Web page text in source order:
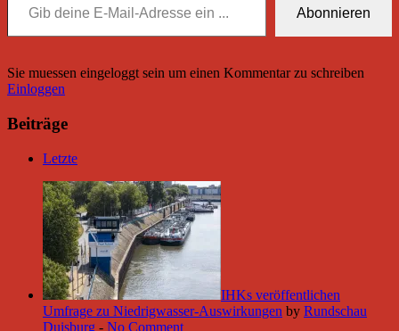
Abonnieren
Sie muessen eingeloggt sein um einen Kommentar zu schreiben
Einloggen
Beiträge
Letzte
IHKs veröffentlichen
Umfrage zu Niedrigwasser-Auswirkungen by Rundschau
Duisburg - No Comment